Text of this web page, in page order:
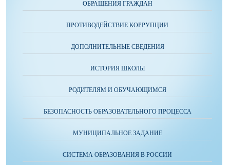
ОБРАЩЕНИЯ ГРАЖДАН
ПРОТИВОДЕЙСТВИЕ КОРРУПЦИИ
ДОПОЛНИТЕЛЬНЫЕ СВЕДЕНИЯ
ИСТОРИЯ ШКОЛЫ
РОДИТЕЛЯМ И ОБУЧАЮЩИМСЯ
БЕЗОПАСНОСТЬ ОБРАЗОВАТЕЛЬНОГО ПРОЦЕССА
МУНИЦИПАЛЬНОЕ ЗАДАНИЕ
СИСТЕМА ОБРАЗОВАНИЯ В РОССИИ